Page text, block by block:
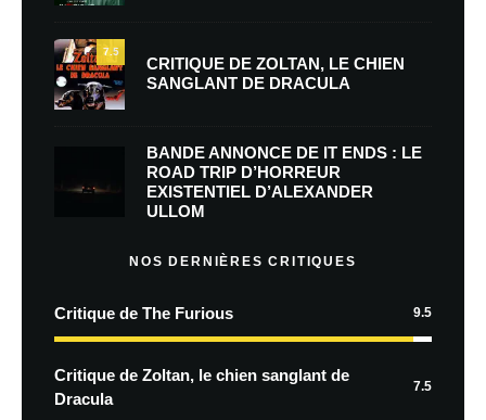
7.5
CRITIQUE DE ZOLTAN, LE CHIEN
SANGLANT DE DRACULA
BANDE ANNONCE DE IT ENDS : LE
ROAD TRIP D’HORREUR
EXISTENTIEL D’ALEXANDER
ULLOM
NOS DERNIÈRES CRITIQUES
Critique de The Furious 9.5
Critique de Zoltan, le chien sanglant de
Dracula
7.5